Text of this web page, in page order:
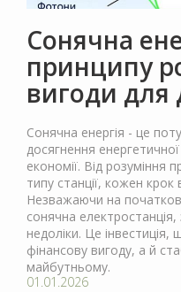
Сонячна
принципу
вигоди для
Сонячна енергія - це
досягнення
економії. Від розуміння
типу станції, кожен
Незважаючи на
сонячна
недоліки. Це
фінансову вигоду, а й
майбутньому.
01.01.2026